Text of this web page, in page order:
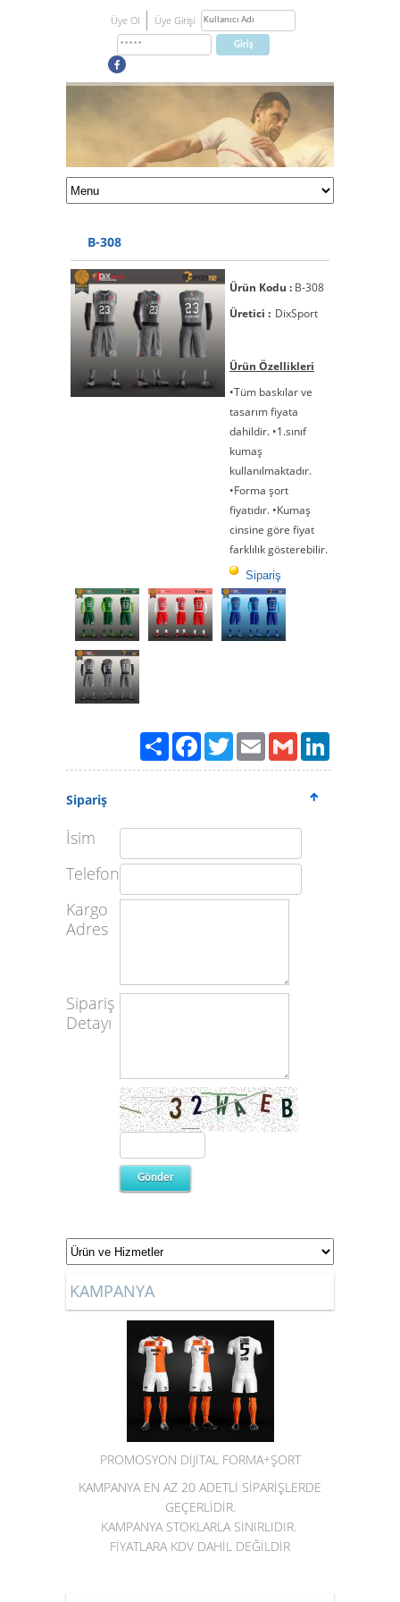
Üye Ol Üye Girişi
B-308
Ürün Kodu : B-308
Üretici : DixSport
Ürün Özellikleri
•Tüm baskılar ve
tasarım fiyata
dahildir. •1.sınıf
kumaş
kullanılmaktadır.
•Forma şort
fiyatıdır. •Kumaş
cinsine göre fiyat
farklılık gösterebilir.
Sipariş
PaylaşFacebook
TwitterEmailGmail
Sipariş
İsim
Telefon
Kargo
Adres
Sipariş
Detayı
KAMPANYA
PROMOSYON DİJİTAL FORMA+ŞORT
KAMPANYA EN AZ 20 ADETLİ SİPARİŞLERDE
GEÇERLİDİR.
KAMPANYA STOKLARLA SINIRLIDIR.
FİYATLARA KDV DAHİL DEĞİLDİR